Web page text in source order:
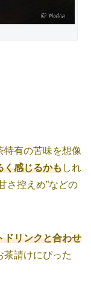
特有の苦味を想像
く感じるかもしれ
さ控えめ”などの
ドリンクと合わせ
茶請けにぴった